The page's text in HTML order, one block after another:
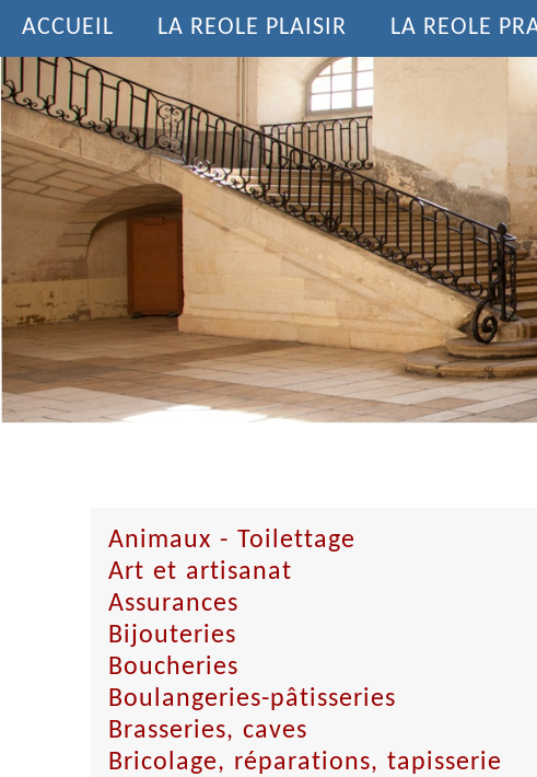
ACCUEIL LA REOLE PLAISIR LA REOLE
Animaux - Toilettage
Art et artisanat
Assurances
Bijouteries
Boucheries
Boulangeries-pâtisseries
Brasseries, caves
Bricolage, réparations, tapisserie